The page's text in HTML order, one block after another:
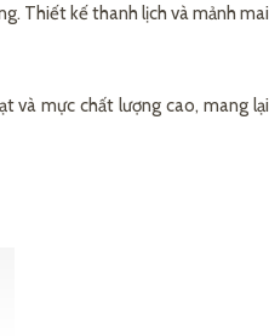
Thiết kế thanh lịch và mảnh mai
mực chất lượng cao, mang lại